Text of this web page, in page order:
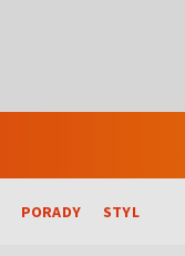
PORADY STYL